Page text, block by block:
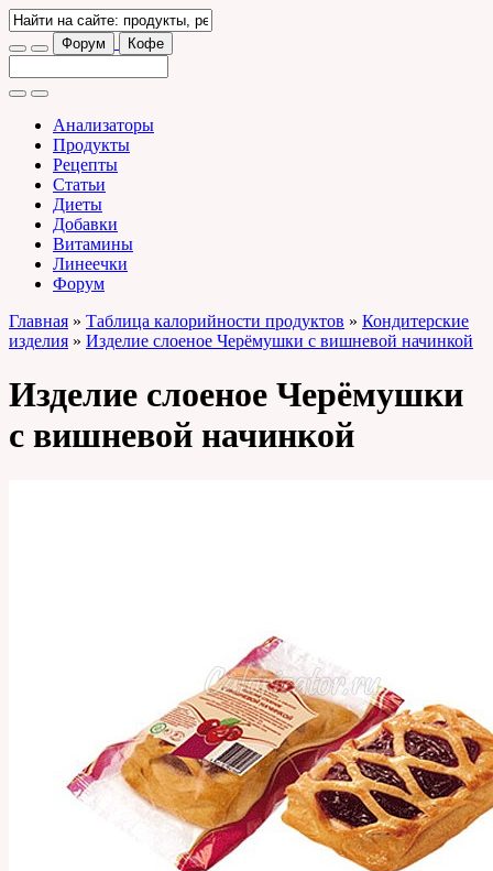
Форум Кофе
Анализаторы
Продукты
Рецепты
Статьи
Диеты
Добавки
Витамины
Линеечки
Форум
Главная » Таблица калорийности продуктов » Кондитерские
изделия » Изделие слоеное Черёмушки с вишневой начинкой
Изделие слоеное Черёмушки
с вишневой начинкой